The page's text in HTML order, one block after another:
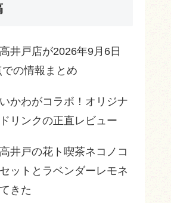
井戸店が2026年9月6日
の情報まとめ
かわがコラボ！オリジナ
リンクの正直レビュー
井戸の花ト喫茶ネコノコ
ットとラベンダーレモネ
きた